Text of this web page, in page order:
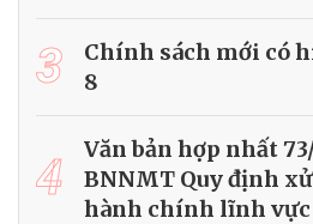
3
Chính sách mới có
8
4
Văn bản hợp nhất
BNNMT Quy định
hành chính lĩnh vực